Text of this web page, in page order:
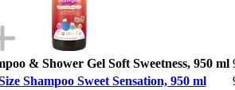
& Shower Gel Soft Sweetness, 950 ml
Shampoo Sweet Sensation, 950 ml